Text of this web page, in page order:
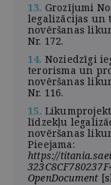
13. Grozījumi
legalizācijas un
novēršanas
Nr. 172.
14. Noziedzīgi
terorisma un
novēršanas
Nr. 116.
15.
līdzekļu
novēršanas
Pieejama:
https://
OpenDocument